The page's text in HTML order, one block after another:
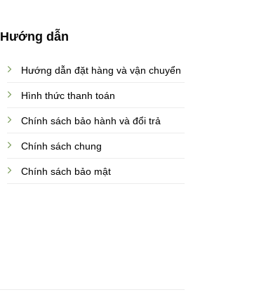
Hướng dẫn
Hướng dẫn đặt hàng và vận chuyển
Hình thức thanh toán
Chính sách bảo hành và đổi trả
Chính sách chung
Chính sách bảo mật